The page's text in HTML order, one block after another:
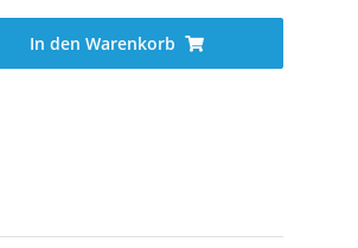
In den Warenkorb